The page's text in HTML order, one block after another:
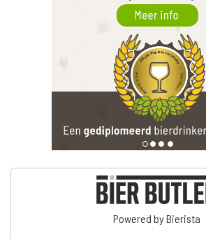
Powered by Bierista